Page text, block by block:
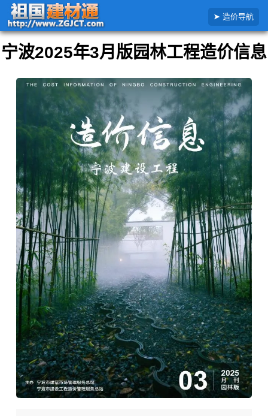
价
信
息
造价导航
首页 园林造价信息 宁波市
宁波2025年3月版园林工程造价信息